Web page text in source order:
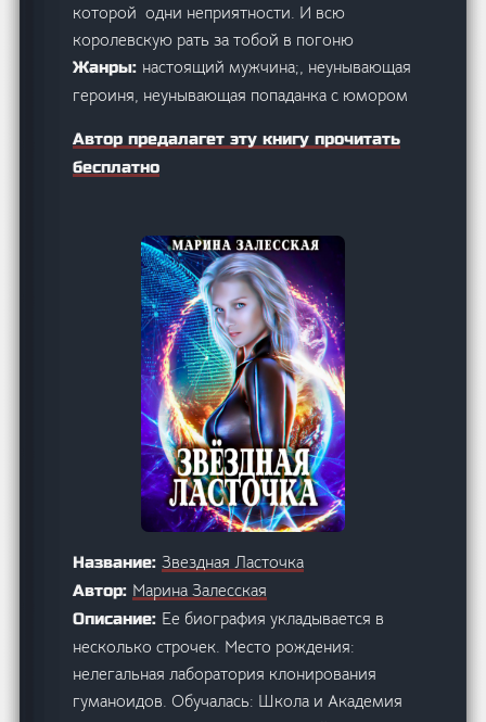
которой одни неприятности. И всю
королевскую рать за тобой в погоню
Жанры:настоящий мужчина;, неунывающая
героиня, неунывающая попаданка с юмором
Автор предалагет эту книгу прочитать
бесплатно
Название:Звездная Ласточка
Автор: Марина Залесская
Описание: Ее биография укладывается в
несколько строчек. Место рождения:
нелегальная лаборатория клонирования
гуманоидов. Обучалась: Школа и Академия